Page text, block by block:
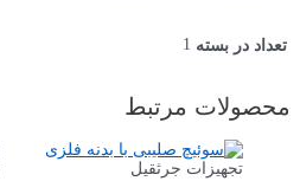
تعداد در بسته 1
محصولات مرتبط
تجهیزات جرثقیل